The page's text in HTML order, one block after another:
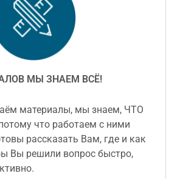
МЫ ЗНАЕМ ВСЁ!
материалы, мы знаем, ЧТО
что работаем с ними
рассказать Вам, где и как
Вы решили вопрос быстро,